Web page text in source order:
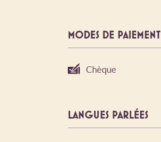
MODES DE PAIEMENT
Chèque
LANGUES PARLÉES